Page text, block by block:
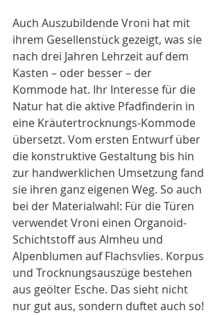
Auch Auszubildende Vroni hat mit
ihrem Gesellenstück gezeigt, was sie
nach drei Jahren Lehrzeit auf dem
Kasten – oder besser – der
Kommode hat. Ihr Interesse für die
Natur hat die aktive Pfadfinderin in
eine Kräutertrocknungs-Kommode
übersetzt. Vom ersten Entwurf über
die konstruktive Gestaltung bis hin
zur handwerklichen Umsetzung fand
sie ihren ganz eigenen Weg. So auch
bei der Materialwahl: Für die Türen
verwendet Vroni einen Organoid-
Schichtstoff aus Almheu und
Alpenblumen auf Flachsvlies. Korpus
und Trocknungsauszüge bestehen
aus geölter Esche. Das sieht nicht
nur gut aus, sondern duftet auch so!